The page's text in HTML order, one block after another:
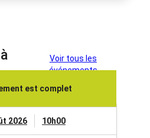
Voir tous les
événements
est complet
2026 10h00